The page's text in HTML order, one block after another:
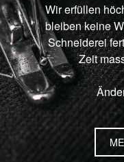
Wir erfüllen
bleiben keine
Schneiderei
Zeit